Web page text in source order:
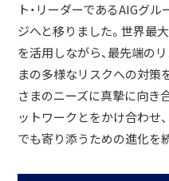
ト・リーダーであるAIGグ
ジへと移りました。世界最
を活用しながら、最先端の
まの多様なリスクへの対策
さまのニーズに真摯に向き
ットワークとをかけ合わせ
でも寄り添うための進化を